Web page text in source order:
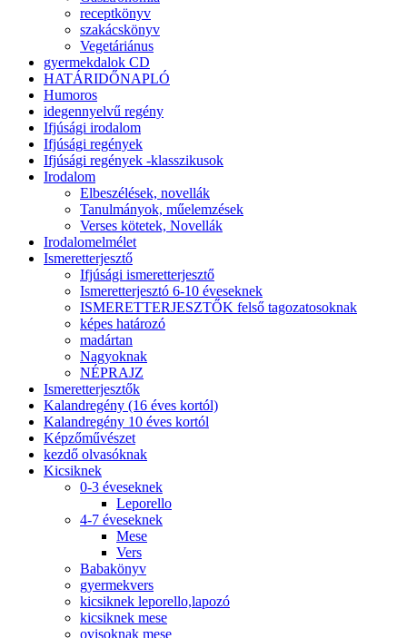
receptkönyv
szakácskönyv
Vegetáriánus
gyermekdalok CD
HATÁRIDŐNAPLÓ
Humoros
idegennyelvű regény
Ifjúsági irodalom
Ifjúsági regények
Ifjúsági regények -klasszikusok
Irodalom
Elbeszélések, novellák
Tanulmányok, műelemzések
Verses kötetek, Novellák
Irodalomelmélet
Ismeretterjesztő
Ifjúsági ismeretterjesztő
Ismeretterjesztó 6-10 éveseknek
ISMERETTERJESZTŐK felső tagozatosoknak
képes határozó
madártan
Nagyoknak
NÉPRAJZ
Ismeretterjesztők
Kalandregény (16 éves kortól)
Kalandregény 10 éves kortól
Képzőművészet
kezdő olvasóknak
Kicsiknek
0-3 éveseknek
Leporello
4-7 éveseknek
Mese
Vers
Babakönyv
gyermekvers
kicsiknek leporello,lapozó
kicsiknek mese
ovisoknak mese